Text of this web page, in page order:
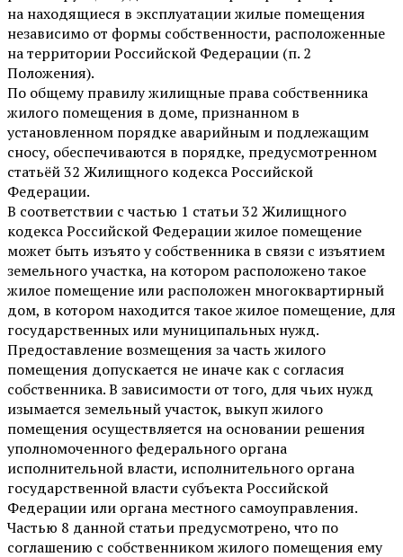
на находящиеся в эксплуатации жилые помещения
независимо от формы собственности, расположенные
на территории Российской Федерации (п. 2
Положения).
По общему правилу жилищные права собственника
жилого помещения в доме, признанном в
установленном порядке аварийным и подлежащим
сносу, обеспечиваются в порядке, предусмотренном
статьёй 32 Жилищного кодекса Российской
Федерации.
В соответствии с частью 1 статьи 32 Жилищного
кодекса Российской Федерации жилое помещение
может быть изъято у собственника в связи с изъятием
земельного участка, на котором расположено такое
жилое помещение или расположен многоквартирный
дом, в котором находится такое жилое помещение, для
государственных или муниципальных нужд.
Предоставление возмещения за часть жилого
помещения допускается не иначе как с согласия
собственника. В зависимости от того, для чьих нужд
изымается земельный участок, выкуп жилого
помещения осуществляется на основании решения
уполномоченного федерального органа
исполнительной власти, исполнительного органа
государственной власти субъекта Российской
Федерации или органа местного самоуправления.
Частью 8 данной статьи предусмотрено, что по
соглашению с собственником жилого помещения ему